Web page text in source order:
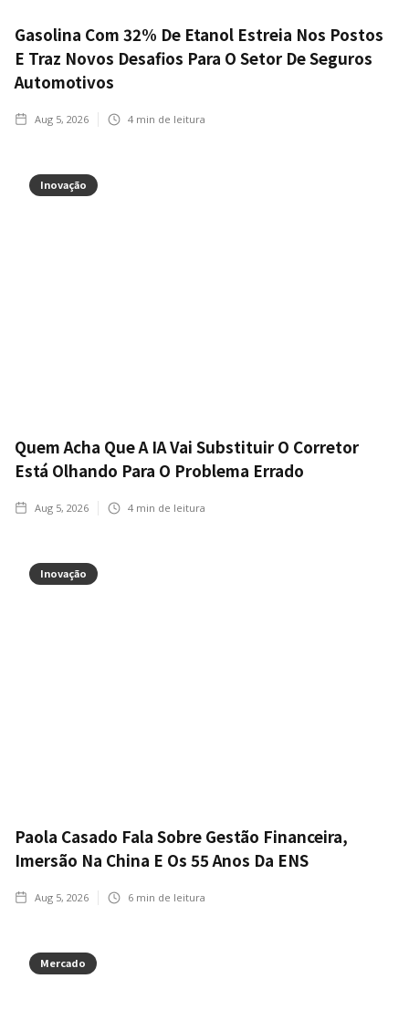
Gasolina Com 32% De Etanol Estreia Nos Postos
E Traz Novos Desafios Para O Setor De Seguros
Automotivos
Aug 5, 2026 4 min de leitura
Inovação
Quem Acha Que A IA Vai Substituir O Corretor
Está Olhando Para O Problema Errado
Aug 5, 2026 4 min de leitura
Inovação
Paola Casado Fala Sobre Gestão Financeira,
Imersão Na China E Os 55 Anos Da ENS
Aug 5, 2026 6 min de leitura
Mercado